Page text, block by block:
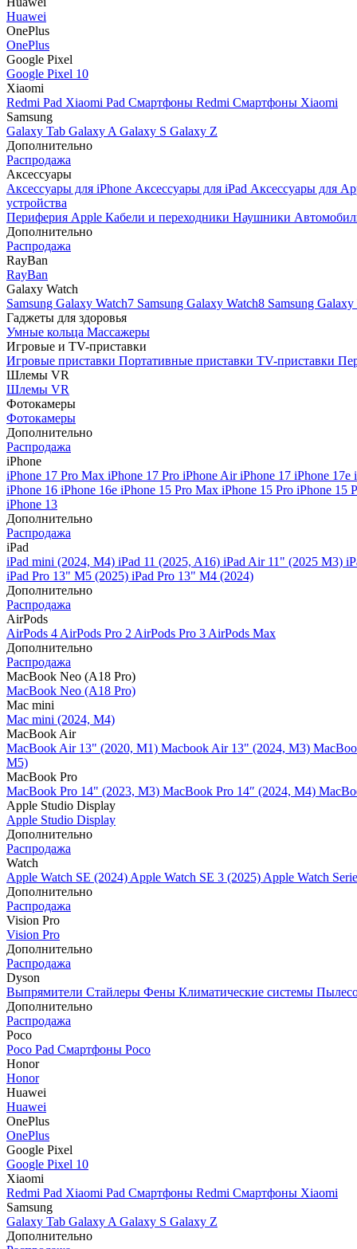
Huawei
OnePlus
OnePlus
Google Pixel
Google Pixel 10
Xiaomi
Redmi Pad Xiaomi Pad Смартфоны Redmi Смартфоны Xiaomi
Samsung
Galaxy Tab Galaxy A Galaxy S Galaxy Z
Дополнительно
Распродажа
Аксессуары
Аксессуары для iPhone Аксессуары для iPad Аксессуары для
устройства
Периферия Apple Кабели и переходники Наушники
Дополнительно
Распродажа
RayBan
RayBan
Galaxy Watch
Samsung Galaxy Watch7 Samsung Galaxy Watch8 Samsung
Гаджеты для здоровья
Умные кольца Массажеры
Игровые и TV-приставки
Игровые приставки Портативные приставки TV-приставки
Шлемы VR
Шлемы VR
Фотокамеры
Фотокамеры
Дополнительно
Распродажа
iPhone
iPhone 17 Pro Max iPhone 17 Pro iPhone AiriPhone 17 iPhone 17e
iPhone 16 iPhone 16e iPhone 15 Pro Max iPhone 15 Pro iPhone 15
iPhone 13
Дополнительно
Распродажа
iPad
iPad mini (2024, M4) iPad 11 (2025, A16) iPad Air 11" (2025 M3)
iPad Pro 13" M5 (2025) iPad Pro 13" M4 (2024)
Дополнительно
Распродажа
AirPods
AirPods 4 AirPods Pro 2 AirPods Pro 3 AirPods Max
Дополнительно
Распродажа
MacBook Neo (A18 Pro)
MacBook Neo (A18 Pro)
Mac mini
Mac mini (2024, M4)
MacBook Air
MacBook Air 13" (2020, M1) Macbook Air 13" (2024, M3)
M5)
MacBook Pro
MacBook Pro 14" (2023, M3) MacBook Pro 14″ (2024, M4)
Apple Studio Display
Apple Studio Display
Дополнительно
Распродажа
Watch
Apple Watch SE (2024) Apple Watch SE 3 (2025) Apple Watch
Дополнительно
Распродажа
Vision Pro
Vision Pro
Дополнительно
Распродажа
Dyson
Выпрямители Стайлеры Фены Климатические системы
Дополнительно
Распродажа
Poco
Poco Pad Смартфоны Poco
Honor
Honor
Huawei
Huawei
OnePlus
OnePlus
Google Pixel
Google Pixel 10
Xiaomi
Redmi Pad Xiaomi Pad Смартфоны Redmi Смартфоны Xiaomi
Samsung
Galaxy Tab Galaxy A Galaxy S Galaxy Z
Дополнительно